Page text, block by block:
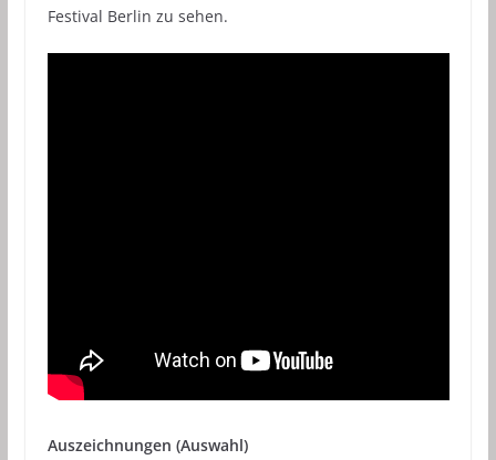
Festival Berlin zu sehen.
Auszeichnungen (Auswahl)